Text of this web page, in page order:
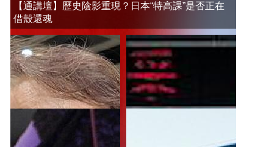
【通講壇】歷史陰影重現？日本“特高課”是否正在
借殼還魂